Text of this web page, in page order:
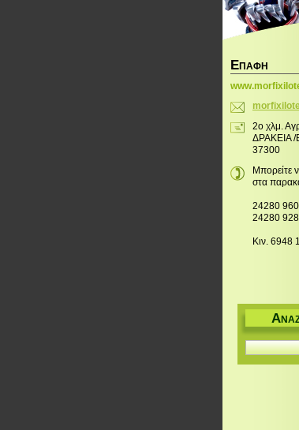
ΕΠΑΦΉ
morfixil
2ο χλμ.
ΔΡΑΚΕΙΑ
37300
Μπορείτε
στα
24280
24280
Κιν. 6948
Α